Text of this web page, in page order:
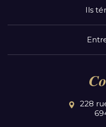
Ils
228